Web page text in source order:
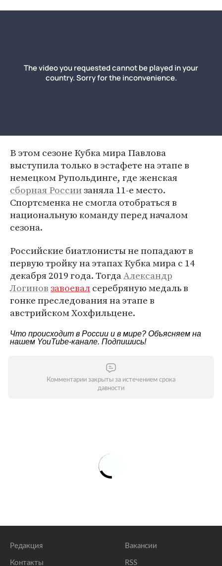
В этом сезоне Кубка мира Павлова
выступила только в эстафете на этапе в
немецком Рупольдинге, где женская
сборная Россиизаняла 11-е место.
Спортсменка не смогла отобраться в
национальную команду перед началом
сезона.
Российские биатлонисты не попадают в
первую тройку на этапах Кубка мира с 14
декабря 2019 года. ТогдаАлександр
Логиновзавоевалсеребряную медаль в
гонке преследования на этапе в
австрийском Хохфильцене.
Что происходит в России и в мире? Объясняем на
нашем YouTube-канале. Подпишись!
Комментарии закрыты за истечением срока
давности
Редакция
Контакты
Вакансии
RSS